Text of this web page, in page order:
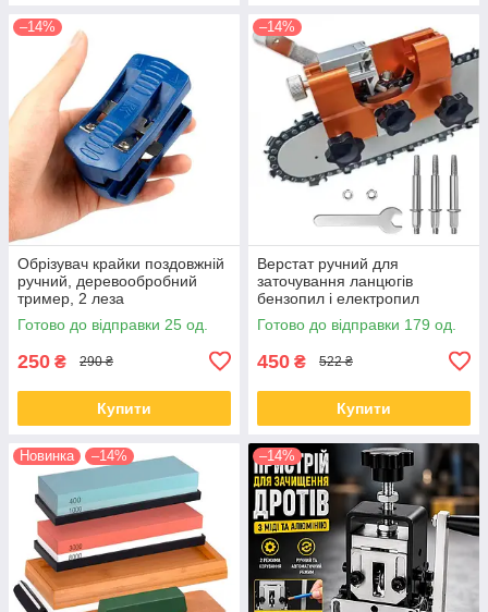
–14%
Обрізувач крайки поздовжній
ручний, деревообробний
тример, 2 леза
Готово до відправки 25 од.
250 ₴ 290 ₴
Купити
–14%
Верстат ручний для
заточування ланцюгів
бензопил і електропил
механічний 3 надфіля
компактний
Готово до відправки 179 од.
450 ₴ 522 ₴
Купити
Новинка –14% –14%